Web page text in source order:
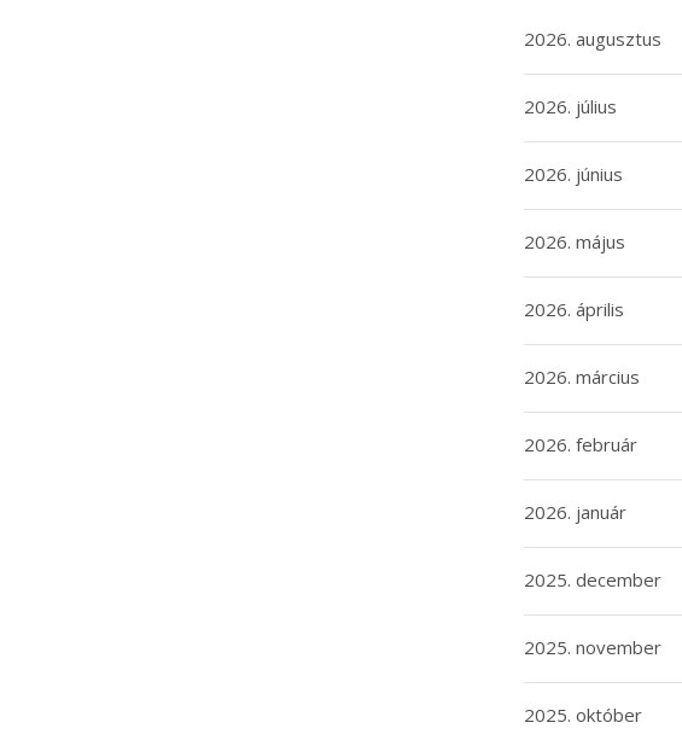
2026. augusztus
2026. július
2026. június
2026. május
2026. április
2026. március
2026. február
2026. január
2025. december
2025. november
2025. október